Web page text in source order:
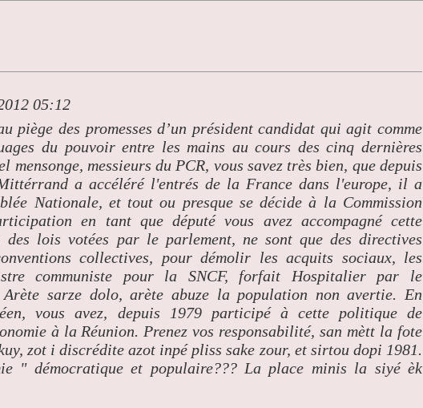
05:12
piège des promesses d’un président candidat qui agit comme
du pouvoir entre les mains au cours des cinq dernières
messieurs du PCR, vous savez très bien, que depuis
a accéléré l'entrés de la France dans l'europe, il a
Nationale, et tout ou presque se décide à la Commission
en tant que député vous avez accompagné cette
des lois votées par le parlement, ne sont que des directives
collectives, pour démolir les acquits sociaux, les
communiste pour la SNCF, forfait Hospitalier par le
sarze dolo, arète abuze la population non avertie. En
vous avez, depuis 1979 participé à cette politique de
à la Réunion. Prenez vos responsabilité, san mètt la fote
zot i discrédite azot inpé pliss sake zour, et sirtou dopi 1981.
" démocratique et populaire??? La place minis la siyé èk